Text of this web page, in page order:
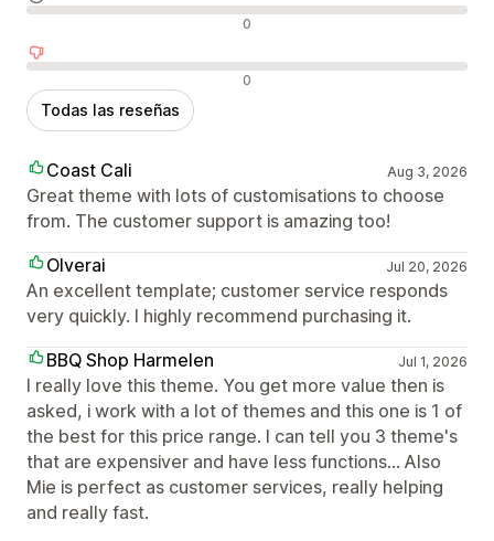
Reseñas neutras 0
Reseñas negativas 0
Todas las reseñas
Coast Cali Aug 3, 2026
Great theme with lots of customisations to choose
from. The customer support is amazing too!
Olverai
Jul 20, 2026
An excellent template; customer service responds
very quickly. I highly recommend purchasing it.
BBQ Shop Harmelen
Jul 1, 2026
I really love this theme. You get more value then is
asked, i work with a lot of themes and this one is 1 of
the best for this price range. I can tell you 3 theme's
that are expensiver and have less functions... Also
Mie is perfect as customer services, really helping
and really fast.